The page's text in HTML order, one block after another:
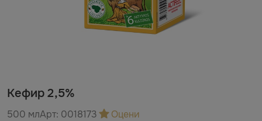
Кефир 2,5%
500 млАрт: 0018173 Оцени